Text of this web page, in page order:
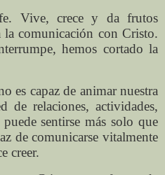
Vive, crece y da frutos
comunicación con Cristo.
hemos cortado la
es capaz de animar nuestra
de relaciones, actividades,
sentirse más solo que
de comunicarse vitalmente
creer.